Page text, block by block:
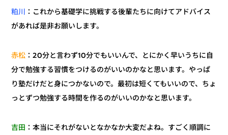
粕川 ：これから基礎学に挑戦する後輩たちに向けてアドバイス
があれば是非お願いします。
赤松 ：20分と言わず10分でもいいんで、とにかく早いうちに自
分で勉強する習慣をつけるのがいいのかなと思います。やっぱ
り塾だけだと身につかないので。最初は短くてもいいので、ちょ
っとずつ勉強する時間を作るのがいいのかなと思います。
吉田 ：本当にそれがないとなかなか大変だよね。すごく順調に